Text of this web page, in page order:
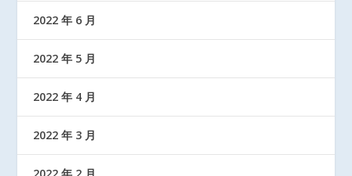
2022 年 6 月
2022 年 5 月
2022 年 4 月
2022 年 3 月
2022 年 2 月